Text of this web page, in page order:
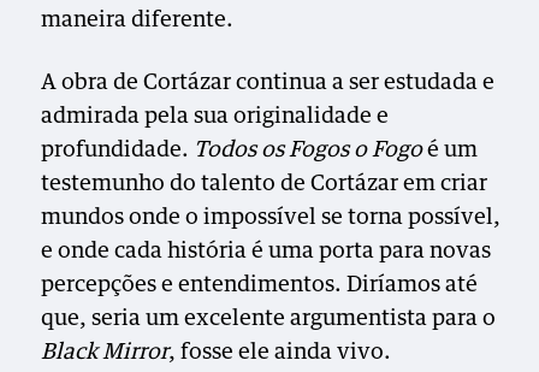
maneira diferente.
A obra de Cortázar continua a ser estudada e
admirada pela sua originalidade e
profundidade. Todos os Fogos o Fogoé um
testemunho do talento de Cortázar em criar
mundos onde o impossível se torna possível,
e onde cada história é uma porta para novas
percepções e entendimentos. Diríamos até
que, seria um excelente argumentista para o
Black Mirror, fosse ele ainda vivo.